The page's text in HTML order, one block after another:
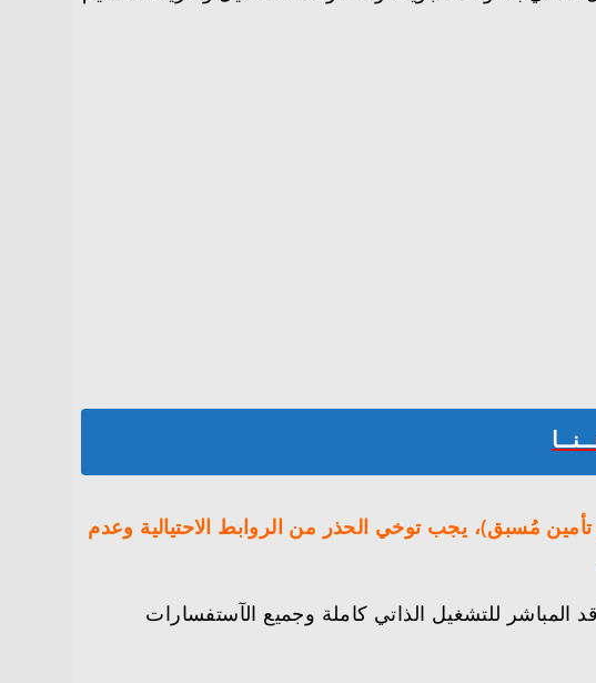
مُسبق)، يجب توخي الحذر من الروابط الاحتيالية وعدم
للتشغيل الذاتي كاملة وجميع الآستفسارات